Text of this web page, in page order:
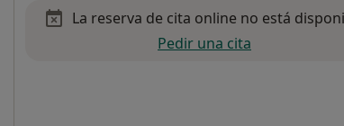
La reserva de cita online no está
Pedir una cita